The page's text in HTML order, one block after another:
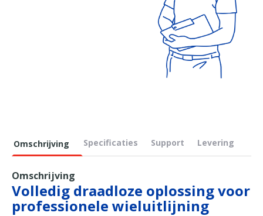
Omschrijving Specificaties Support Levering
Omschrijving
Volledig draadloze oplossing voor
professionele wieluitlijning